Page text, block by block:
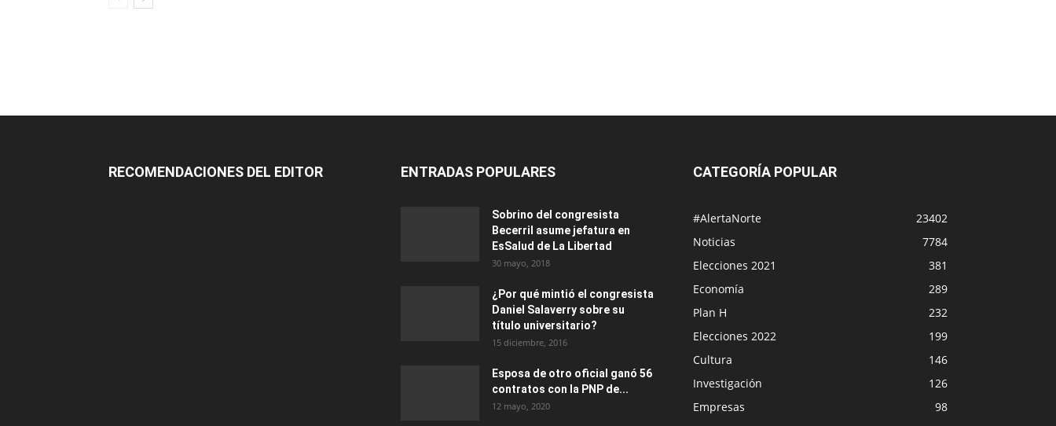
RECOMENDACIONES DEL EDITOR ENTRADAS POPULARES
Sobrino del congresista
Becerril asume jefatura en
EsSalud de La Libertad
30 mayo, 2018
¿Por qué mintió el congresista
Daniel Salaverry sobre su
título universitario?
15 diciembre, 2016
Esposa de otro oficial ganó 56
contratos con la PNP de...
12 mayo, 2020
CATEGORÍA POPULAR
#AlertaNorte
23402
Noticias
7784
Elecciones 2021
381
Economía
289
Plan H
232
Elecciones 2022
199
Cultura
146
Investigación
126
Empresas
98